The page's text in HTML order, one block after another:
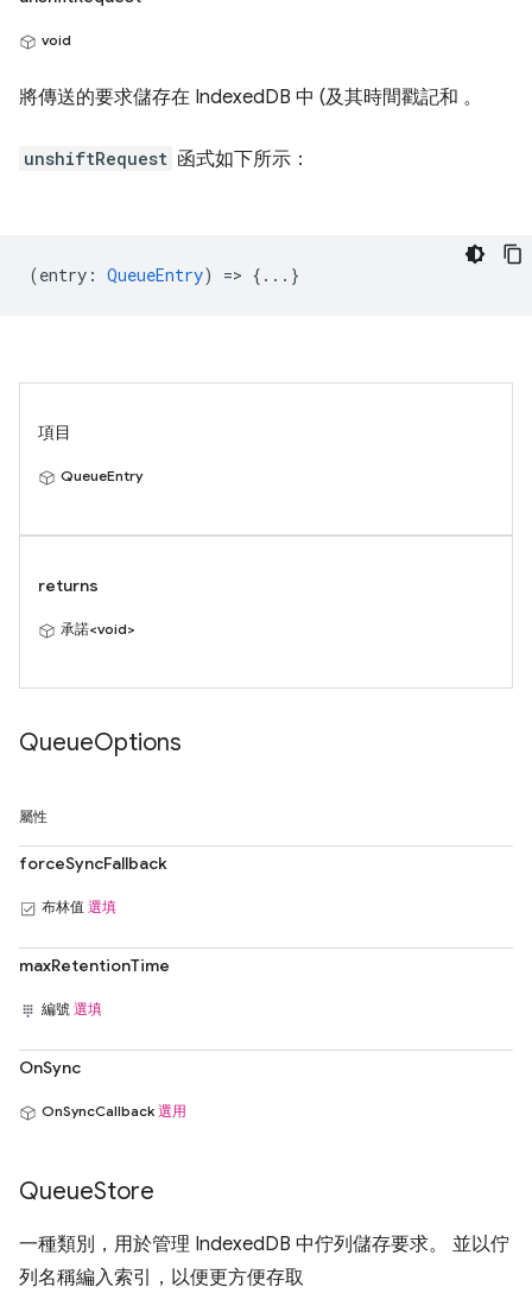
void
將傳送的要求儲存在 IndexedDB 中 (及其時間戳記和 。
unshiftRequest 函式如下所示：
(entry : QueueEntry) => {...}
項目
QueueEntry
returns
承諾<void>
QueueOptions
屬性
forceSyncFallback
布林值 選填
maxRetentionTime
編號 選填
OnSync
OnSyncCallback 選用
QueueStore
一種類別，用於管理 IndexedDB 中佇列儲存要求。 並以佇
列名稱編入索引，以便更方便存取